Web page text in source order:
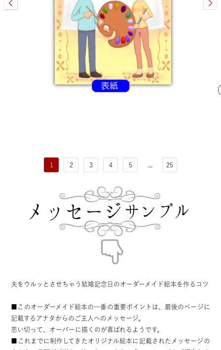
1 2 3 4 5 ... 25
夫をウルッとさせちゃう結婚記念日のオーダーメイド絵本を作るコツ
■このオーダーメイド絵本の一番の重要ポイントは、最後のページに
記載するアナタからのご主人へのメッセージ。
思い切って、オーバーに描くのが喜ばれるようです。
■これまでに制作してきたオリジナル絵本に記載されたメッセージの